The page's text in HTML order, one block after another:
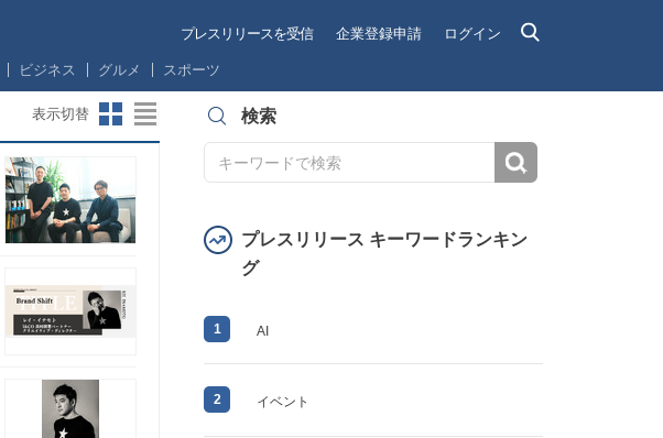
プレスリリースを受信 企業登録申請 ログイン
ビジネス グルメ スポーツ
表示切替 検索
プレスリリース キーワードランキン
グ
1 AI
2 イベント